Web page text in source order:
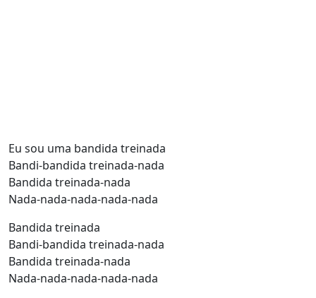
Eu sou uma bandida treinada
Bandi-bandida treinada-nada
Bandida treinada-nada
Nada-nada-nada-nada-nada
Bandida treinada
Bandi-bandida treinada-nada
Bandida treinada-nada
Nada-nada-nada-nada-nada